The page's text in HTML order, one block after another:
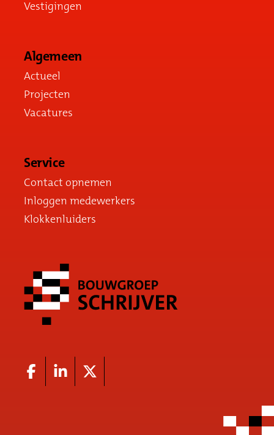
Vestigingen
Algemeen
Actueel
Projecten
Vacatures
Service
Contact opnemen
Inloggen medewerkers
Klokkenluiders